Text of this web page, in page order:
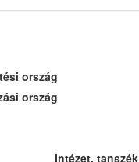
ország
ország
Intézet, tanszék